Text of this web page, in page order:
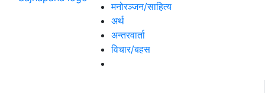
मनोरञ्जन/साहित्य
अर्थ
अन्तरवार्ता
विचार/बहस